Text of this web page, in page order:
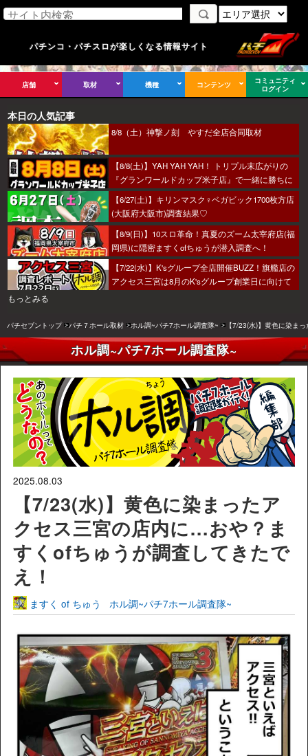
パチンコ・パチスロが楽しくなる情報サイト
店舗 取材 機種 コンテンツ
コミュニティ
ログイン
本日の人気記事
8/8（土）神撃ノ刻 やすだ全店合同取材
【8/8(土)】YAH YAH YAH！ トリプル末広がりの
『グランワールドカップ米子店』で一緒に勝ちに
行こうか～！
【6/27(土)】キリンマスク♀ベガビック1700枚方店
(大阪府大阪市)調査結果♡
【8/9(日)】10スロ革命！真夏のズーム太宰府店(福
岡県)に隠密ますくofちゅうが潜入調査へ！
【7/22(水)】K'sグループ全店開催BUZZ！旗艦店の
アクセス三宮は8月のK'sグループ創業日に向けて
もっとみる
パチセブントップ パチ７ホール取材 ホル調~パチ7ホール調査隊~ 【7/23(水)】黄色に染ま
ホル調~パチ7ホール調査隊~
2025.08.03
【7/23(水)】黄色に染まったア
クセス三宮の店内に…おや？ま
すくofちゅうが調査してきたで
え！
ますく of ちゅう ホル調~パチ7ホール調査隊~